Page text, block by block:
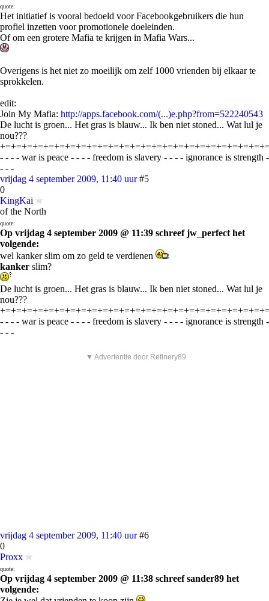
quote:
Het initiatief is vooral bedoeld voor Facebookgebruikers die hun
profiel inzetten voor promotionele doeleinden.
Of om een grotere Mafia te krijgen in Mafia Wars...
Overigens is het niet zo moeilijk om zelf 1000 vrienden bij elkaar te
sprokkelen.
edit:
Join My Mafia: http://apps.facebook.com/(...)e.php?from=522240543
De lucht is groen... Het gras is blauw... Ik ben niet stoned... Wat lul je
nou???
- - - - war is peace - - - - freedom is slavery - - - - ignorance is strength -
- - -
vrijdag 4 september 2009, 11:40 uur #5
0
KingKai
of the North
quote:
Op vrijdag 4 september 2009 @ 11:39 schreef jw_perfect het
volgende:
wel kanker slim om zo geld te verdienen
kanker slim?
De lucht is groen... Het gras is blauw... Ik ben niet stoned... Wat lul je
nou???
- - - - war is peace - - - - freedom is slavery - - - - ignorance is strength -
- - -
▼ Advertentie door Refinery89
vrijdag 4 september 2009, 11:40 uur #6
0
Proxx
quote:
Op vrijdag 4 september 2009 @ 11:38 schreef sander89 het
volgende: